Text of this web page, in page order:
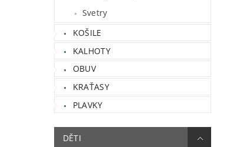
Svetry
KOŠILE
KALHOTY
OBUV
KRAŤASY
PLAVKY
DĚTI